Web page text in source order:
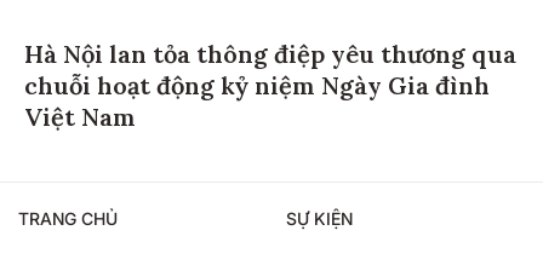
Hà Nội lan tỏa thông điệp yêu thương qua
chuỗi hoạt động kỷ niệm Ngày Gia đình
Việt Nam
TRANG CHỦ SỰ KIỆN